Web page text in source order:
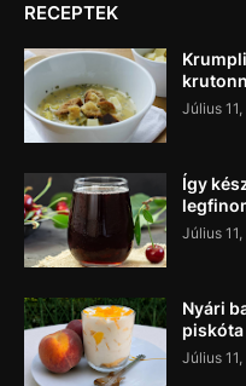
RECEPTEK
Július
Így
Július
Nyári
piskóta
Július